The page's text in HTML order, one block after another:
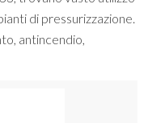
di pressurizzazione.
antincendio,